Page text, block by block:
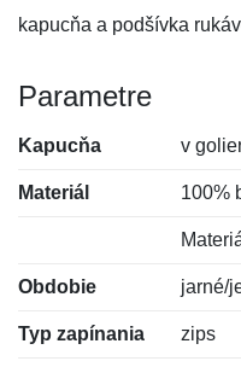
kapucňa a podšívka
Parametre
Kapucňa v
Materiál 100%
Obdobie jarné/
Typ zapínania zips